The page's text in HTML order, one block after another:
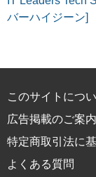
バーハイジーン]
このサイトにつ
広告掲載のご案内
特定商取引法に
よくある質問